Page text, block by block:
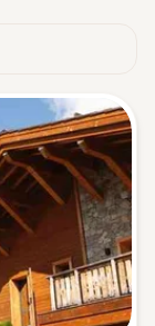
(0)
(0)
(0)
(0)